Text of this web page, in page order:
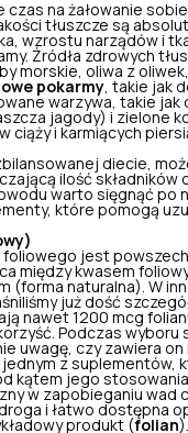
czas na żałowanie
tłuszcze są
wzrostu narządów i
Źródła zdrowych
morskie, oliwa z
pokarmy , takie jak
warzywa, takie jak
jagody) i zielone
ciąży i karmiących
diecie,
ilość składników
warto sięgnąć po
które pomogą
foliowego jest
między kwasem
(forma naturalna). W
już dość
nawet 1200 mcg
Podczas wyboru
uwagę, czy zawiera
z suplementów,
kątem jego
w zapobieganiu wad
i łatwo dostępna
produkt (folian).